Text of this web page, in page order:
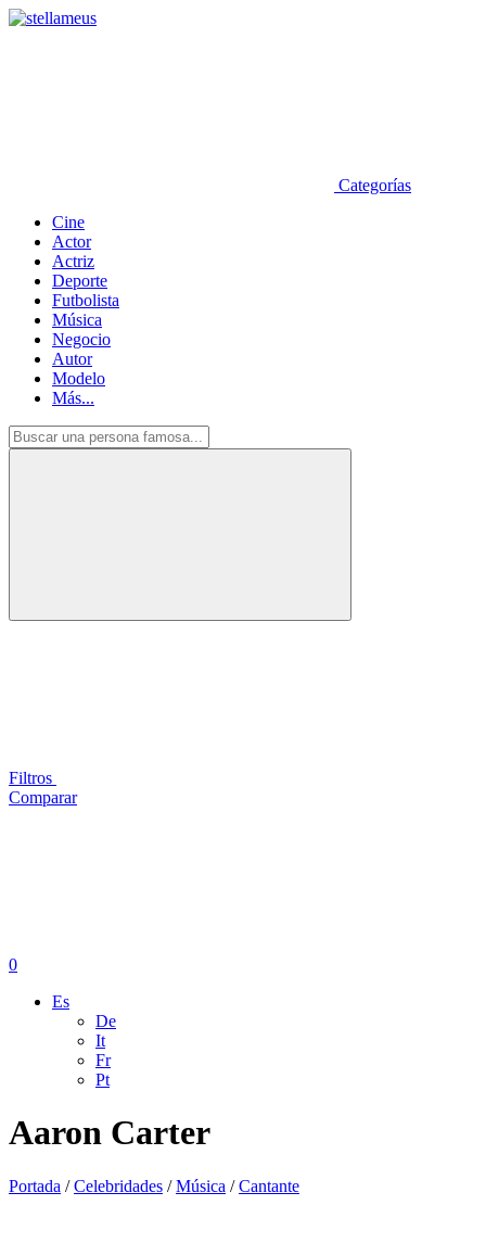
Categorías
Cine
Actor
Actriz
Deporte
Futbolista
Música
Negocio
Autor
Modelo
Más...
Filtros
Comparar
0
Es
De
It
Fr
Pt
Aaron Carter
Portada /Celebridades /Música /Cantante